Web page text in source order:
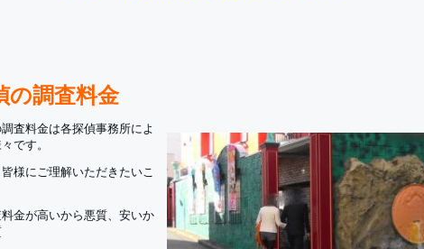
の調査料金
査料金は各探偵事務所によ
です。
様にご理解いただきたいこ
金が高いから悪質、安いか